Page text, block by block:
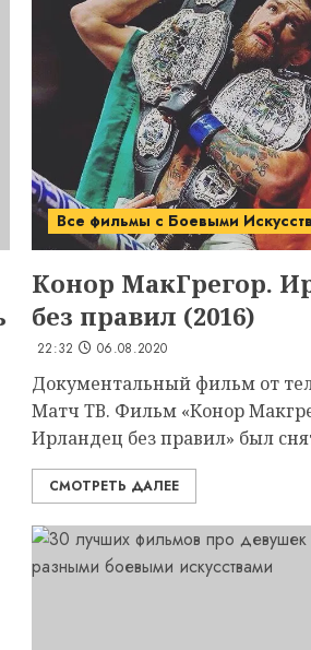
Все фильмы с Боевыми
Конор МакГрегор.
без правил (2016)
22:32 06.08.2020
Документальный фильм от
Матч ТВ. Фильм «Конор
Ирландец без правил» был
СМОТРЕТЬ ДАЛЕЕ